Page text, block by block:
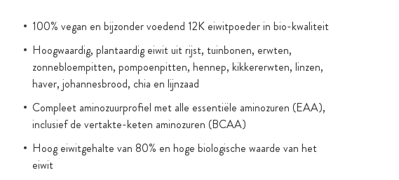
100% vegan en bijzonder voedend 12K eiwitpoeder in bio-kwaliteit
Hoogwaardig, plantaardig eiwit uit rijst, tuinbonen, erwten,
zonnebloempitten, pompoenpitten, hennep, kikkererwten, linzen,
haver, johannesbrood, chia en lijnzaad
Compleet aminozuurprofiel met alle essentiële aminozuren (EAA),
inclusief de vertakte-keten aminozuren (BCAA)
Hoog eiwitgehalte van 80% en hoge biologische waarde van het
eiwit